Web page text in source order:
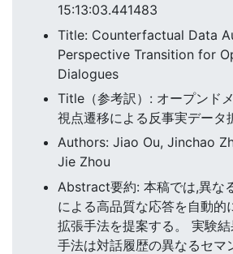
15:13:03.441483
Title: Counterfactual Data
Perspective Transition for
Dialogues
Title（参考訳）: オープンド
視点遷移による反事実データ
Authors: Jiao Ou, Jinchao
Jie Zhou
Abstract要約: 本稿では,異な
による高品質な応答を自動的
拡張手法を提案する。 実験
手法は対話履歴の異なるセマ